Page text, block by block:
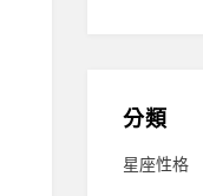
分類
星座性格